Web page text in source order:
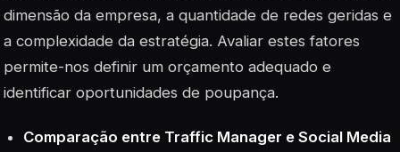
dimensão da empresa, a quantidade de redes geridas e
a complexidade da estratégia. Avaliar estes fatores
permite-nos definir um orçamento adequado e
identificar oportunidades de poupança.
Comparação entre Traffic Manager e Social Media